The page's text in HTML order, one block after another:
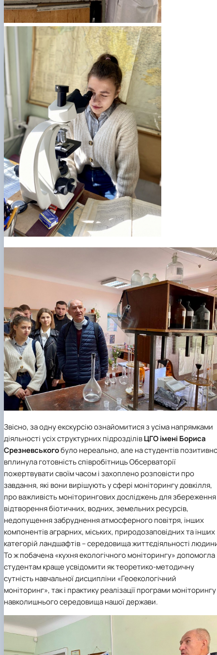
Звісно, за одну екскурсію ознайомитися з усіма напрямками
діяльності усіх структурних підрозділівЦГО імені Бориса
Срезневськогобуло нереально, але на студентів
вплинула готовність співробітниць Обсерваторії
пожертвувати своїм часом і захоплено розповісти про
завдання, які вони вирішують у сфері моніторингу довкілля,
про важливість моніторингових досліджень для збереження
відтворення біотичних, водних, земельних ресурсів,
недопущення забруднення атмосферного повітря, інших
компонентів аграрних, міських, природозаповідних та інших
категорій ландшафтів – середовища життєдіяльності
То ж побачена «кухня екологічного моніторингу» допомогла
студентам краще усвідомити як теоретико-методичну
сутність навчальної дисципліни «Геоекологічний
моніторинг», так і практику реалізації програми моніторингу
навколишнього середовища нашої держави.